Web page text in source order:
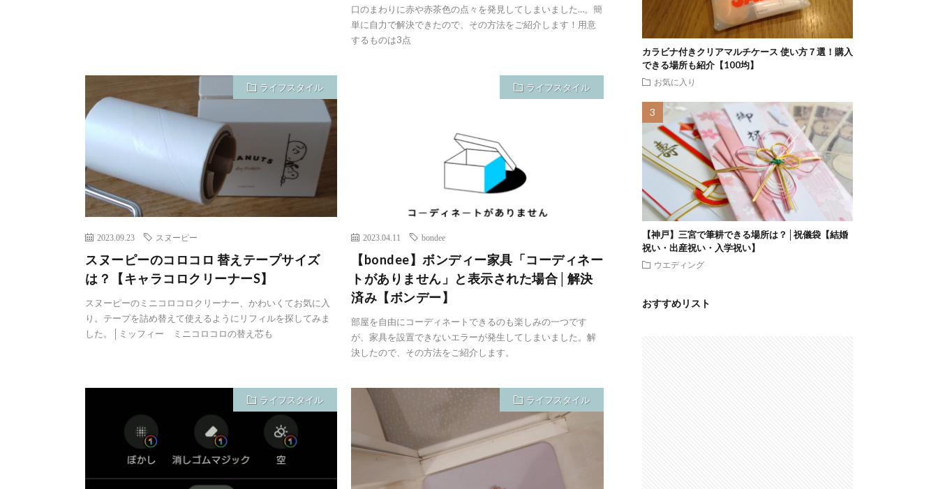
口のまわりに赤や赤茶色の点々を発見してしまいました…。簡
単に自力で解決できたので、その方法をご紹介します！用意
するものは3点
ライフスタイル
2023.09.23 スヌーピー
スヌーピーのコロコロ 替えテープサイズ
は？【キャラコロクリーナーS】
スヌーピーのミニコロコロクリーナー、かわいくてお気に入
り。テープを詰め替えて使えるようにリフィルを探してみま
した。│ミッフィー ミニコロコロの替え芯も
ライフスタイル
2023.04.11 bondee
【bondee】ボンディー家具「コーディネー
トがありません」と表示された場合│解決
済み【ボンデー】
部屋を自由にコーディネートできるのも楽しみの一つです
が、家具を設置できないエラーが発生してしまいました。解
決したので、その方法をご紹介します。
ライフスタイル ライフスタイル
カラビナ付きクリアマルチケース 使い方７選！購入
できる場所も紹介【100均】
お気に入り
【神戸】三宮で筆耕できる場所は？│祝儀袋【結婚
祝い・出産祝い・入学祝い】
ウエディング
おすすめリスト